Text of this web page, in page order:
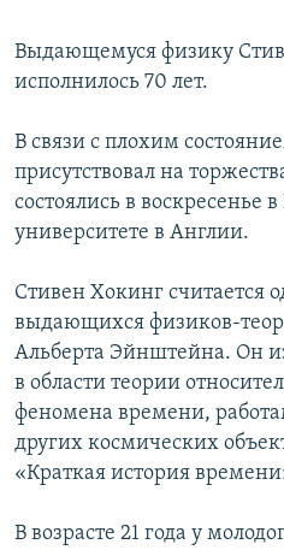
Все сайты РСЕ/РС
Выдающемуся физику
исполнилось 70 лет.
В связи с плохим
присутствовал на
состоялись в воскресенье
университете в Англии.
Стивен Хокинг считается
выдающихся физиков-
Альберта Эйнштейна. Он
в области теории
феномена времени,
других космических
«Краткая история
В возрасте 21 года у